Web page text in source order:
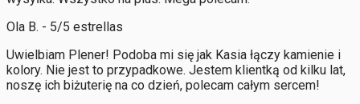
Ola B. - 5/5 estrellas
Uwielbiam Plener! Podoba mi się jak Kasia łączy kamienie i
kolory. Nie jest to przypadkowe. Jestem klientką od kilku lat,
noszę ich biżuterię na co dzień, polecam całym sercem!